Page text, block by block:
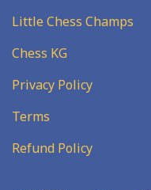
Little Chess Champs
Chess KG
Privacy Policy
Terms
Refund Policy